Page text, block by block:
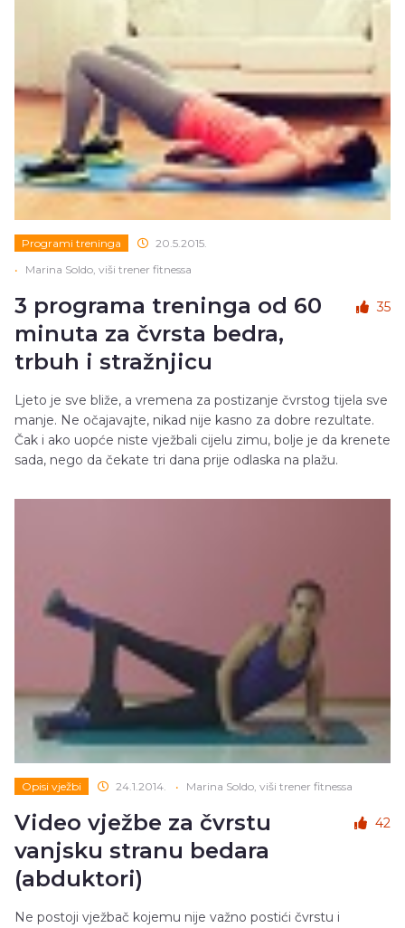
Programi treninga
20.5.2015.
•
Marina Soldo, viši trener fitnessa
3 programa treninga od 60
minuta za čvrsta bedra,
trbuh i stražnjicu
35
Ljeto je sve bliže, a vremena za postizanje čvrstog tijela sve
manje. Ne očajavajte, nikad nije kasno za dobre rezultate.
Čak i ako uopće niste vježbali cijelu zimu, bolje je da krenete
sada, nego da čekate tri dana prije odlaska na plažu.
Opisi vježbi 24.1.2014. • Marina Soldo, viši trener fitnessa
Video vježbe za čvrstu
vanjsku stranu bedara
(abduktori)
42
Ne postoji vježbač kojemu nije važno postići čvrstu i